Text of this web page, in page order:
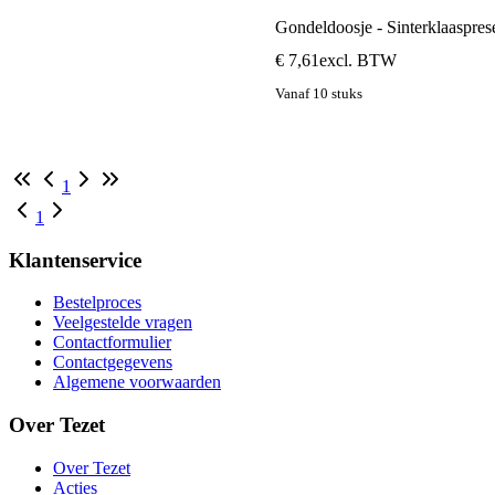
Gondeldoosje -
€ 7,61excl. BTW
Vanaf 10 stuks
1
1
Klantenservice
Bestelproces
Veelgestelde vragen
Contactformulier
Contactgegevens
Algemene voorwaarden
Over Tezet
Over Tezet
Acties